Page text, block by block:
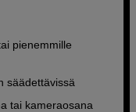
pienemmille
säädettävissä
tai kameraosana